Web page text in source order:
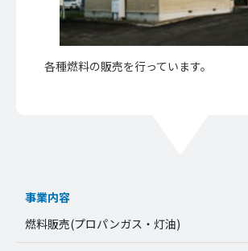
各種燃料の販売を行っています。
事業内容
燃料販売(プロパンガス・灯油)